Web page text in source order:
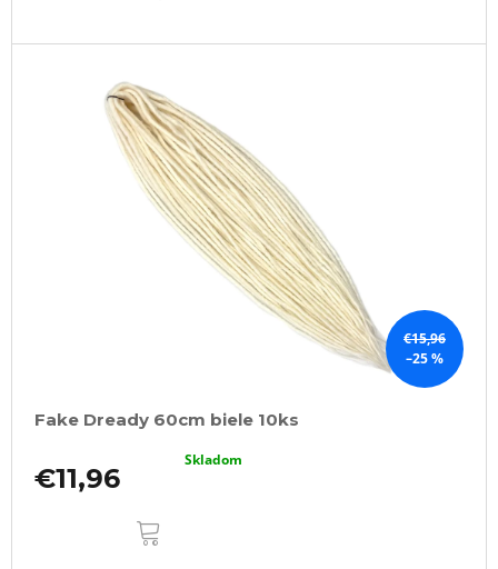
€15,96
–25 %
Fake Dready 60cm biele 10ks
€11,96
Skladom